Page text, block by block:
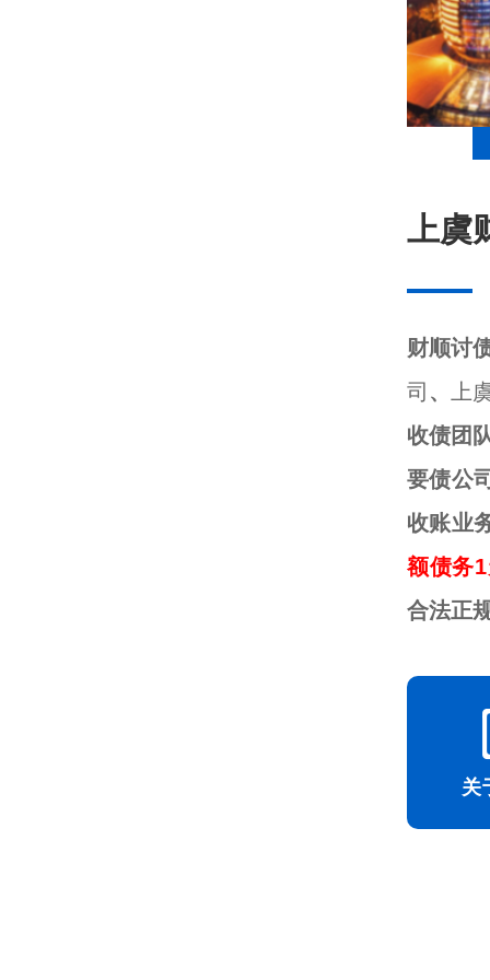
上虞
财顺讨
司 、
上
收债团
要债公
收账业
额债务
合法正
关